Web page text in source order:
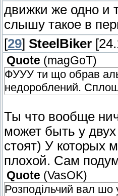
движки же одно и
слышу такое в
[29] SteelBiker
Quote (magGoT)
ФУУУ ти що обрав
недороблений.
Ты что вообще
может быть у
стоят) У которых
плохой. Сам
Quote (VasOK)
Розподільчий вал